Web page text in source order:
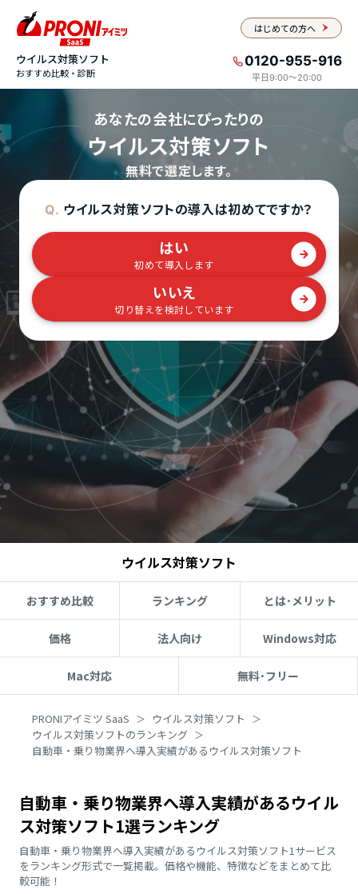
はじめての方へ
ウイルス対策ソフト
おすすめ比較・診断
0120-955-916
平日9:00〜20:00
あなたの会社にぴったりの
ウイルス対策ソフト
無料で選定します。
Q. ウイルス対策ソフトの導入は初めてですか？
はい
初めて導入します
いいえ
切り替えを検討しています
ウイルス対策ソフト
おすすめ比較 ランキング とは･メリット
価格 法人向け Windows対応
Mac対応 無料･フリー
PRONIアイミツ SaaS
ウイルス対策ソフト
ウイルス対策ソフトのランキング
自動車・乗り物業界へ導入実績があるウイルス対策ソフト
自動車・乗り物業界へ導入実績があるウイル
ス対策ソフト1選ランキング
自動車・乗り物業界へ導入実績があるウイルス対策ソフト1サービス
をランキング形式で一覧掲載。価格や機能、特徴などをまとめて比
較可能！